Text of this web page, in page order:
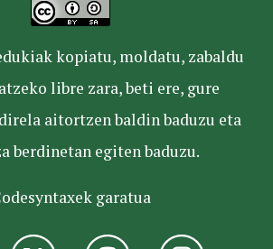
kopiatu, moldatu, zabaldu
libre zara, beti ere, gure
aitortzen baldin baduzu eta
berdinetan egiten baduzu.
garatua